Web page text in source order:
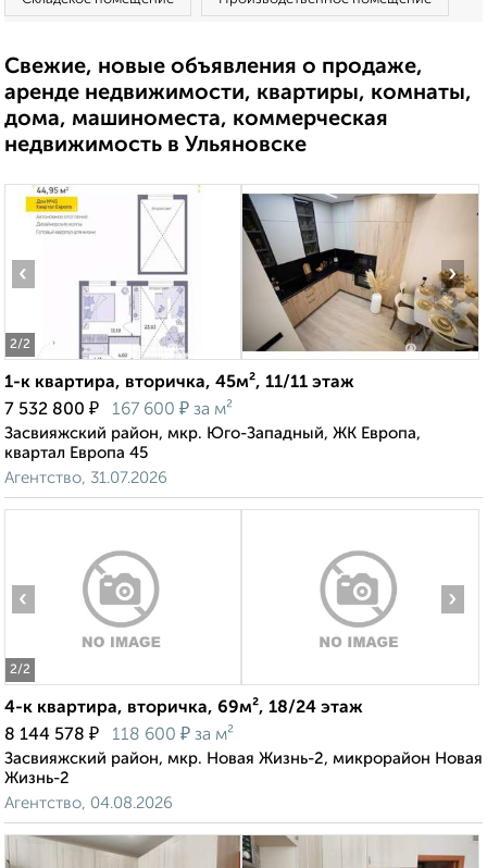
Свежие, новые объявления о продаже,
аренде недвижимости, квартиры, комнаты,
дома, машиноместа, коммерческая
недвижимость в Ульяновске
2/2
‹ ›
1-к квартира, вторичка, 45м², 11/11 этаж
7 532 800 ₽ 167 600 ₽ за м²
Засвияжский район, мкр. Юго-Западный, ЖК Европа,
квартал Европа 45
Агентство, 31.07.2026
2/2
‹ ›
4-к квартира, вторичка, 69м², 18/24 этаж
8 144 578 ₽ 118 600 ₽ за м²
Засвияжский район, мкр. Новая Жизнь-2, микрорайон Новая
Жизнь-2
Агентство, 04.08.2026